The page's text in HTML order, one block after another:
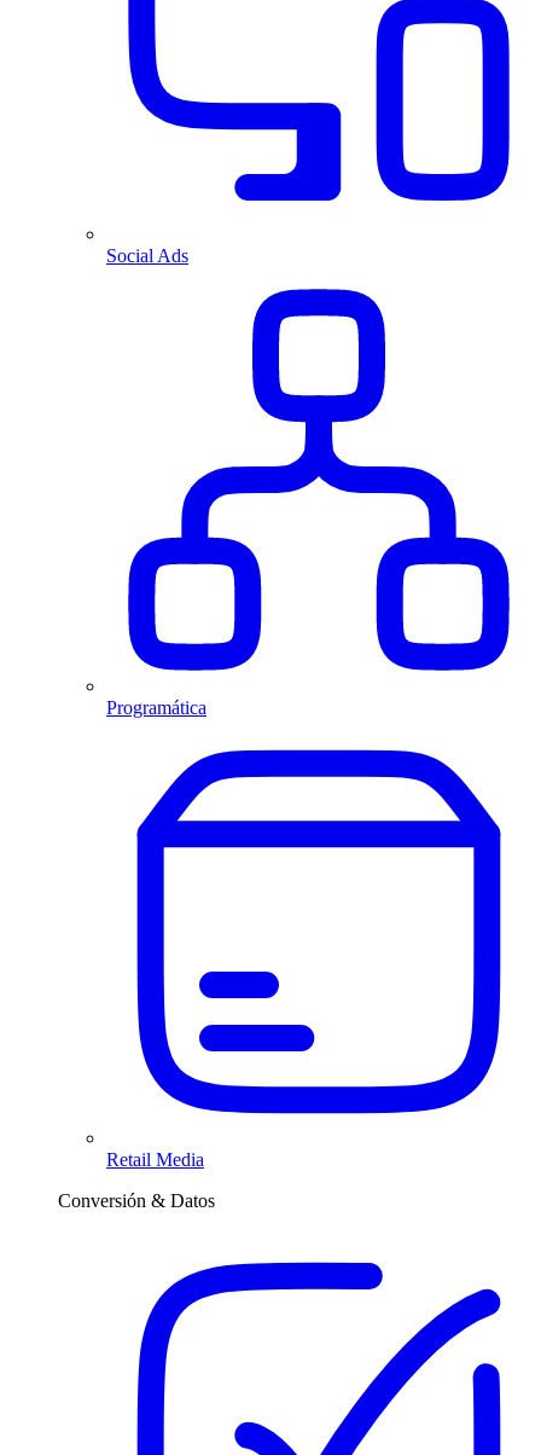
Social Ads
Programática
Retail Media
Conversión & Datos